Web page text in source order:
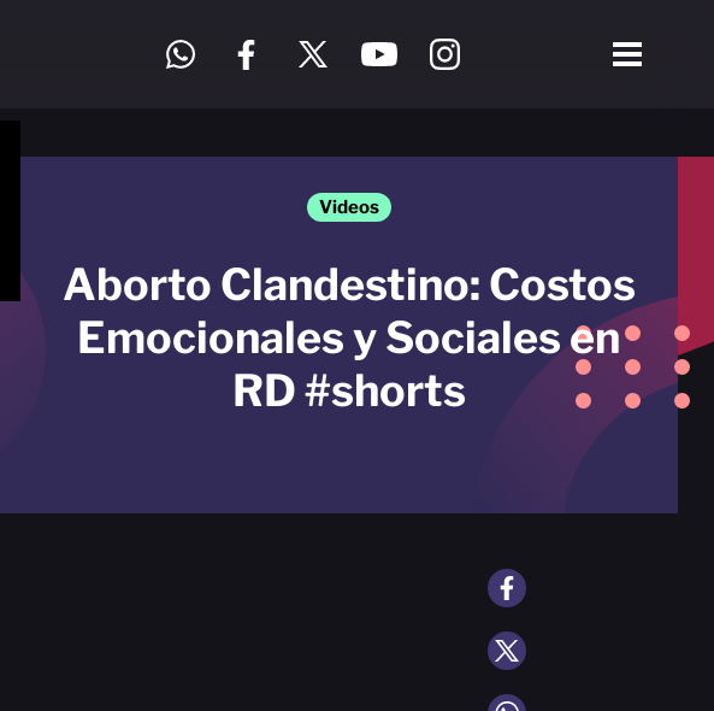
Videos
Aborto Clandestino: Costos
Emocionales y Sociales en
RD #shorts